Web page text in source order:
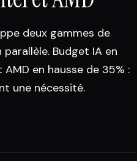
deux gammes de
Budget IA en
en hausse de 35% :
une nécessité.